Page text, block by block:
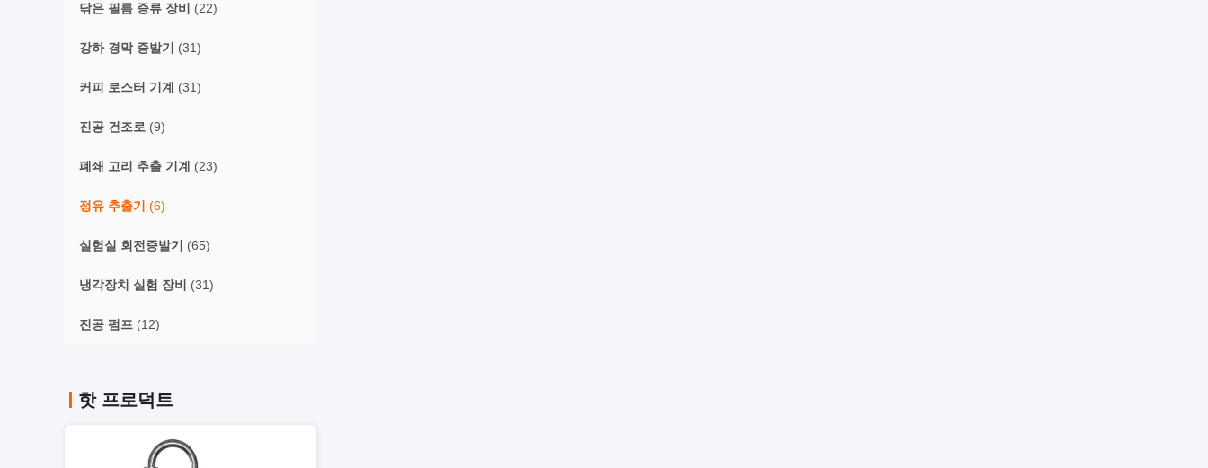
닦은 필름 증류 장비 (22)
강하 경막 증발기 (31)
커피 로스터 기계 (31)
진공 건조로 (9)
폐쇄 고리 추출 기계 (23)
정유 추출기 (6)
실험실 회전증발기 (65)
냉각장치 실험 장비 (31)
진공 펌프 (12)
핫 프로덕트